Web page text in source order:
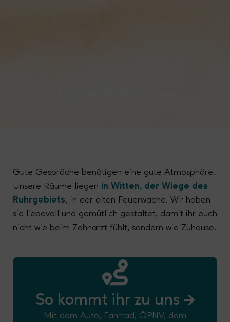
Gute Gespräche benötigen eine gute Atmosphäre.
Unsere Räume liegen in Witten, der Wiege des
Ruhrgebiets, in der alten Feuerwache. Wir haben
sie liebevoll und gemütlich gestaltet, damit ihr euch
nicht wie beim Zahnarzt fühlt, sondern wie Zuhause.
So kommt ihr zu uns
Mit dem Auto, Fahrrad, ÖPNV, dem